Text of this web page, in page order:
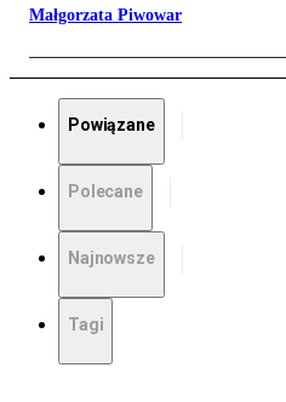
Małgorzata Piwowar
Powiązane
Polecane
Najnowsze
Tagi